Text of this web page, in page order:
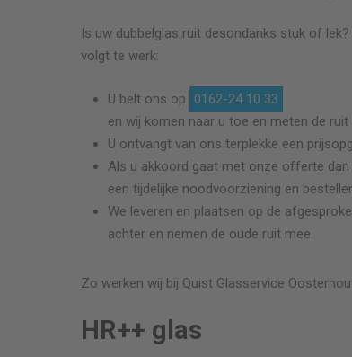
Is uw dubbelglas ruit desondanks stuk of
volgt te werk:
U belt ons op
0162-24 10 33
en wij komen naar u toe en meten de ruit
U ontvangt van ons terplekke een
Als u akkoord gaat met onze offerte
een tijdelijke noodvoorziening en
We leveren en plaatsen op de
achter en nemen de oude ruit mee.
Zo werken wij bij Quist Glasservice
HR++ glas